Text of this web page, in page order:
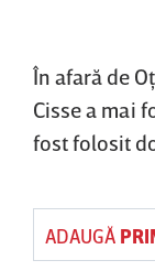
În afară de
Cisse a mai
fost folosit
ADAUGĂ